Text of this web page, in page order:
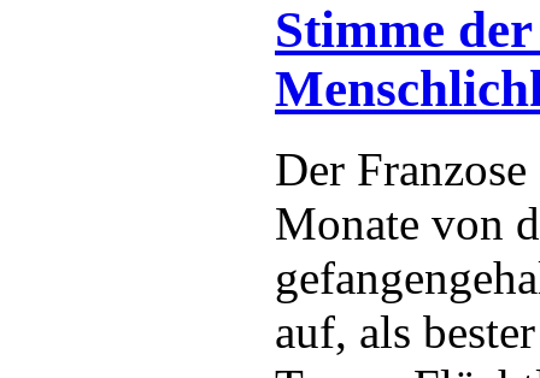
Stimme
Der
Monate von
auf, als